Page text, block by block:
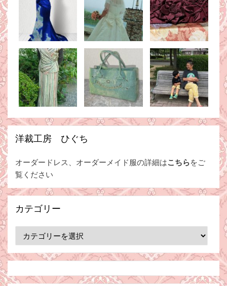
洋裁工房 ひぐち
オーダードレス、オーダーメイド服の詳細はこちらをご
覧ください
カテゴリー
テ
ゴ
ー